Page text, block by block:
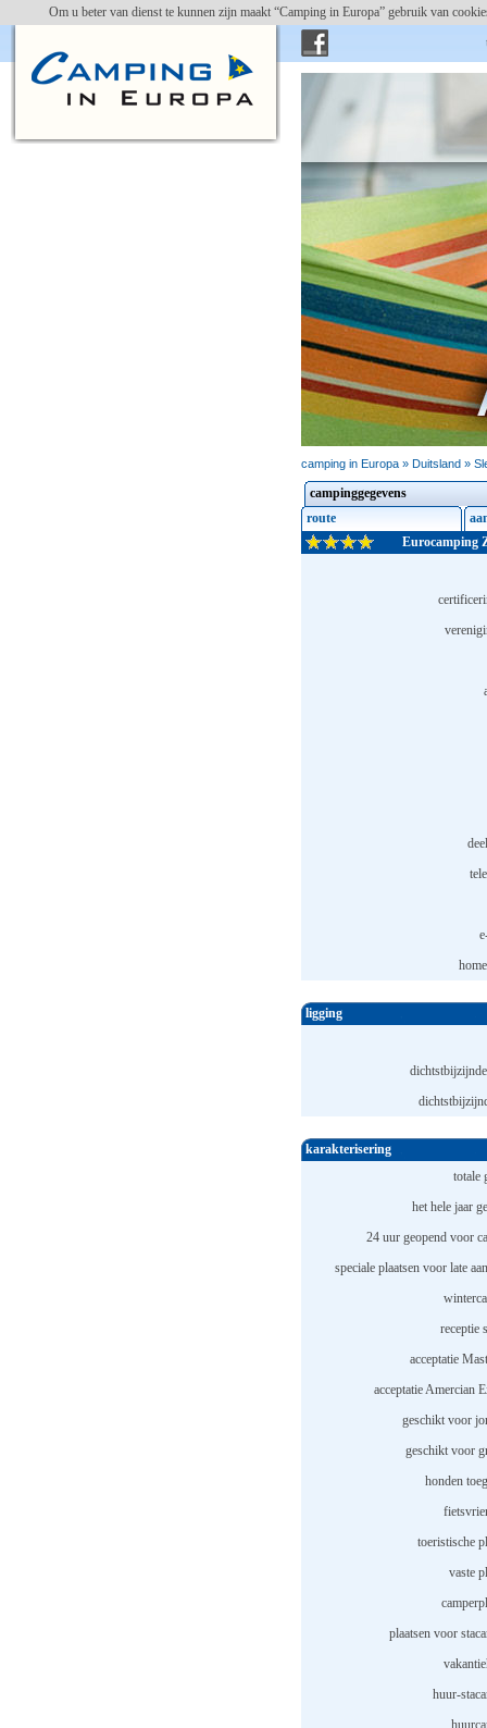
Om u beter van dienst te kunnen zijn maakt “Camping in Europa” gebruik van
camping in Europa » Duitsland »
campinggegevens
route
Eurocamping
ligging
karakterisering
totale
het hele jaar
24 uur geopend voor
speciale plaatsen voor late
receptie
acceptatie
acceptatie Amercian
geschikt voor
geschikt voor
honden
toeristische
vaste
plaatsen voor
huur-